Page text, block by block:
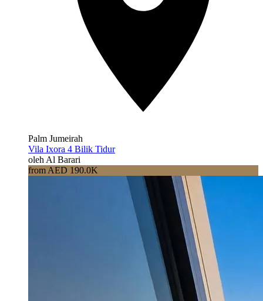
Palm Jumeirah
Vila Ixora 4 Bilik Tidur
oleh Al Barari
from AED 190.0K